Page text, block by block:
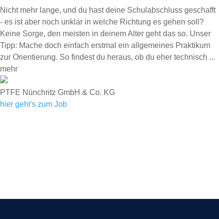
Nicht mehr lange, und du hast deine Schulabschluss geschafft
- es ist aber noch unklar in welche Richtung es gehen soll?
Keine Sorge, den meisten in deinem Alter geht das so. Unser
Tipp: Mache doch einfach erstmal ein allgemeines Praktikum
zur Orientierung. So findest du heraus, ob du eher technisch ...
mehr
PTFE Nünchritz GmbH & Co. KG
hier geht's zum Job